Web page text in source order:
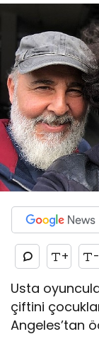
+ -
Usta
çiftini
Angeles’tan